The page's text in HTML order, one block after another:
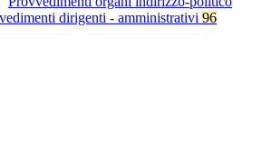
dirigenti - amministrativi 96